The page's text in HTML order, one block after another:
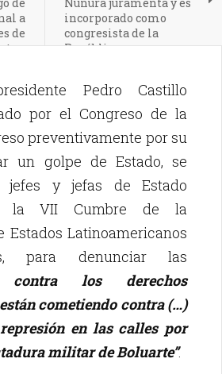
a
de
incorporado como
congresista de la
República
Pedro Castillo
por el Congreso de la
preventivamente por su
un golpe de Estado, se
y jefas de Estado
la VII Cumbre de la
Estados Latinoamericanos
para denunciar las
contra los derechos
cometiendo contra (…)
en las calles por
militar de Boluarte”.